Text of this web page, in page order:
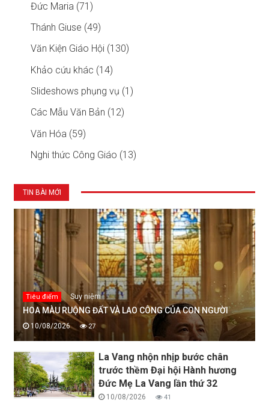
Đức Maria (71)
Thánh Giuse (49)
Văn Kiện Giáo Hội (130)
Khảo cứu khác (14)
Slideshows phụng vụ (1)
Các Mẫu Văn Bản (12)
Văn Hóa (59)
Nghi thức Công Giáo (13)
TIN BÀI MỚI
Tiêu điểm Suy niệm
HOA MÀU RUỘNG ĐẤT VÀ LAO CÔNG CỦA CON NGƯỜI
10/08/2026 27
La Vang nhộn nhịp bước chân
trước thềm Đại hội Hành hương
Đức Mẹ La Vang lần thứ 32
10/08/2026 41